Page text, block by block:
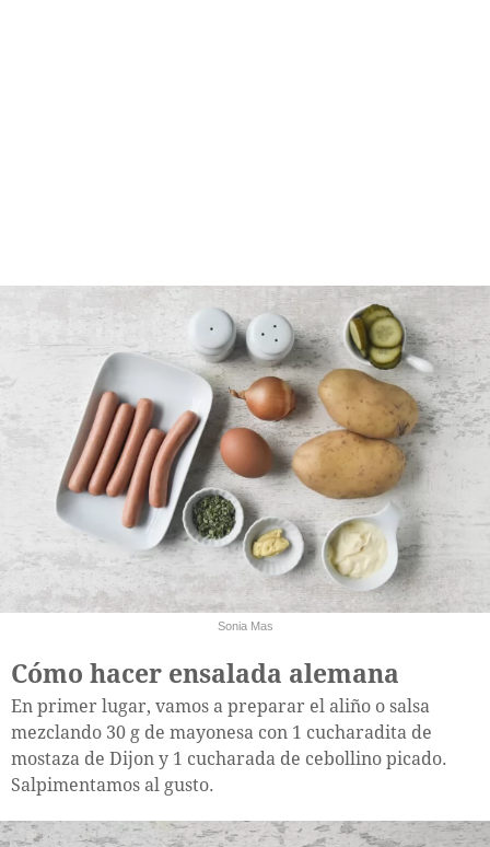
Sonia Mas
Cómo hacer ensalada alemana
En primer lugar, vamos a preparar el aliño o salsa
mezclando 30 g de mayonesa con 1 cucharadita de
mostaza de Dijon y 1 cucharada de cebollino picado.
Salpimentamos al gusto.